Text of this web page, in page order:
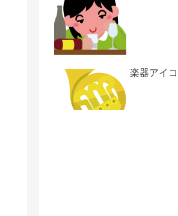
楽器アイ